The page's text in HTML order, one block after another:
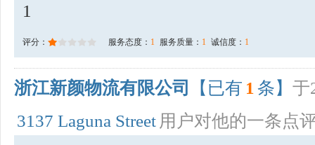
1
评分： 服务态度： 1 服务质量： 1 诚信度： 1
浙江新颜物流有限公司 【已有 1 条】 于
3137 Laguna Street 用户对他的一条点